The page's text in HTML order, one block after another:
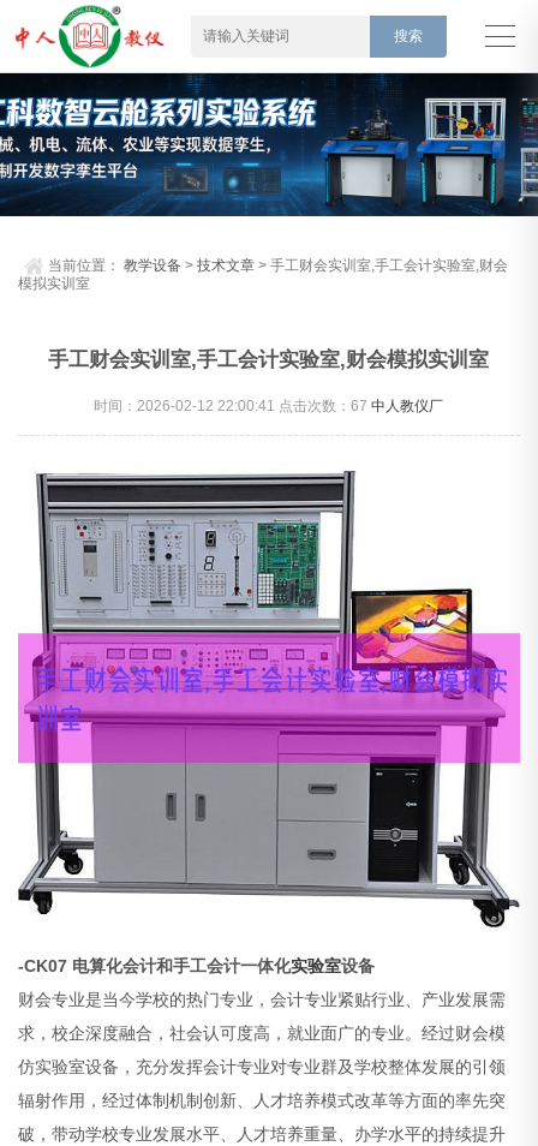
当前位置：教学设备 >技术文章 > 手工财会实训室,手工会计实验室,财会
模拟实训室
手工财会实训室,手工会计实验室,财会模拟实训室
时间：2026-02-12 22:00:41 点击次数：67中人教仪厂
-CK07 电算化会计和手工会计一体化实验室设备
财会专业是当今学校的热门专业，会计专业紧贴行业、产业发展需
求，校企深度融合，社会认可度高，就业面广的专业。经过财会模
仿实验室设备，充分发挥会计专业对专业群及学校整体发展的引领
辐射作用，经过体制机制创新、人才培养模式改革等方面的率先突
破，带动学校专业发展水平、人才培养重量、办学水平的持续提升